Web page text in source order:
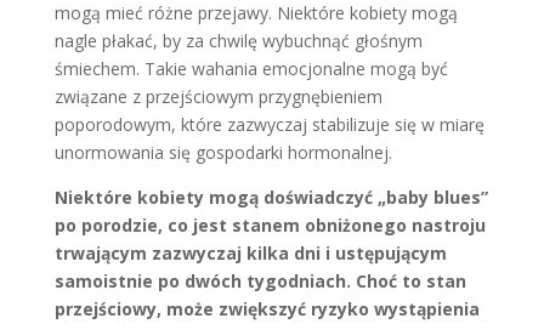
mogą mieć różne przejawy. Niektóre kobiety mogą
nagle płakać, by za chwilę wybuchnąć głośnym
śmiechem. Takie wahania emocjonalne mogą być
związane z przejściowym przygnębieniem
poporodowym, które zazwyczaj stabilizuje się w miarę
unormowania się gospodarki hormonalnej.
Niektóre kobiety mogą doświadczyć „baby blues”
po porodzie, co jest stanem obniżonego nastroju
trwającym zazwyczaj kilka dni i ustępującym
samoistnie po dwóch tygodniach. Choć to stan
przejściowy, może zwiększyć ryzyko wystąpienia